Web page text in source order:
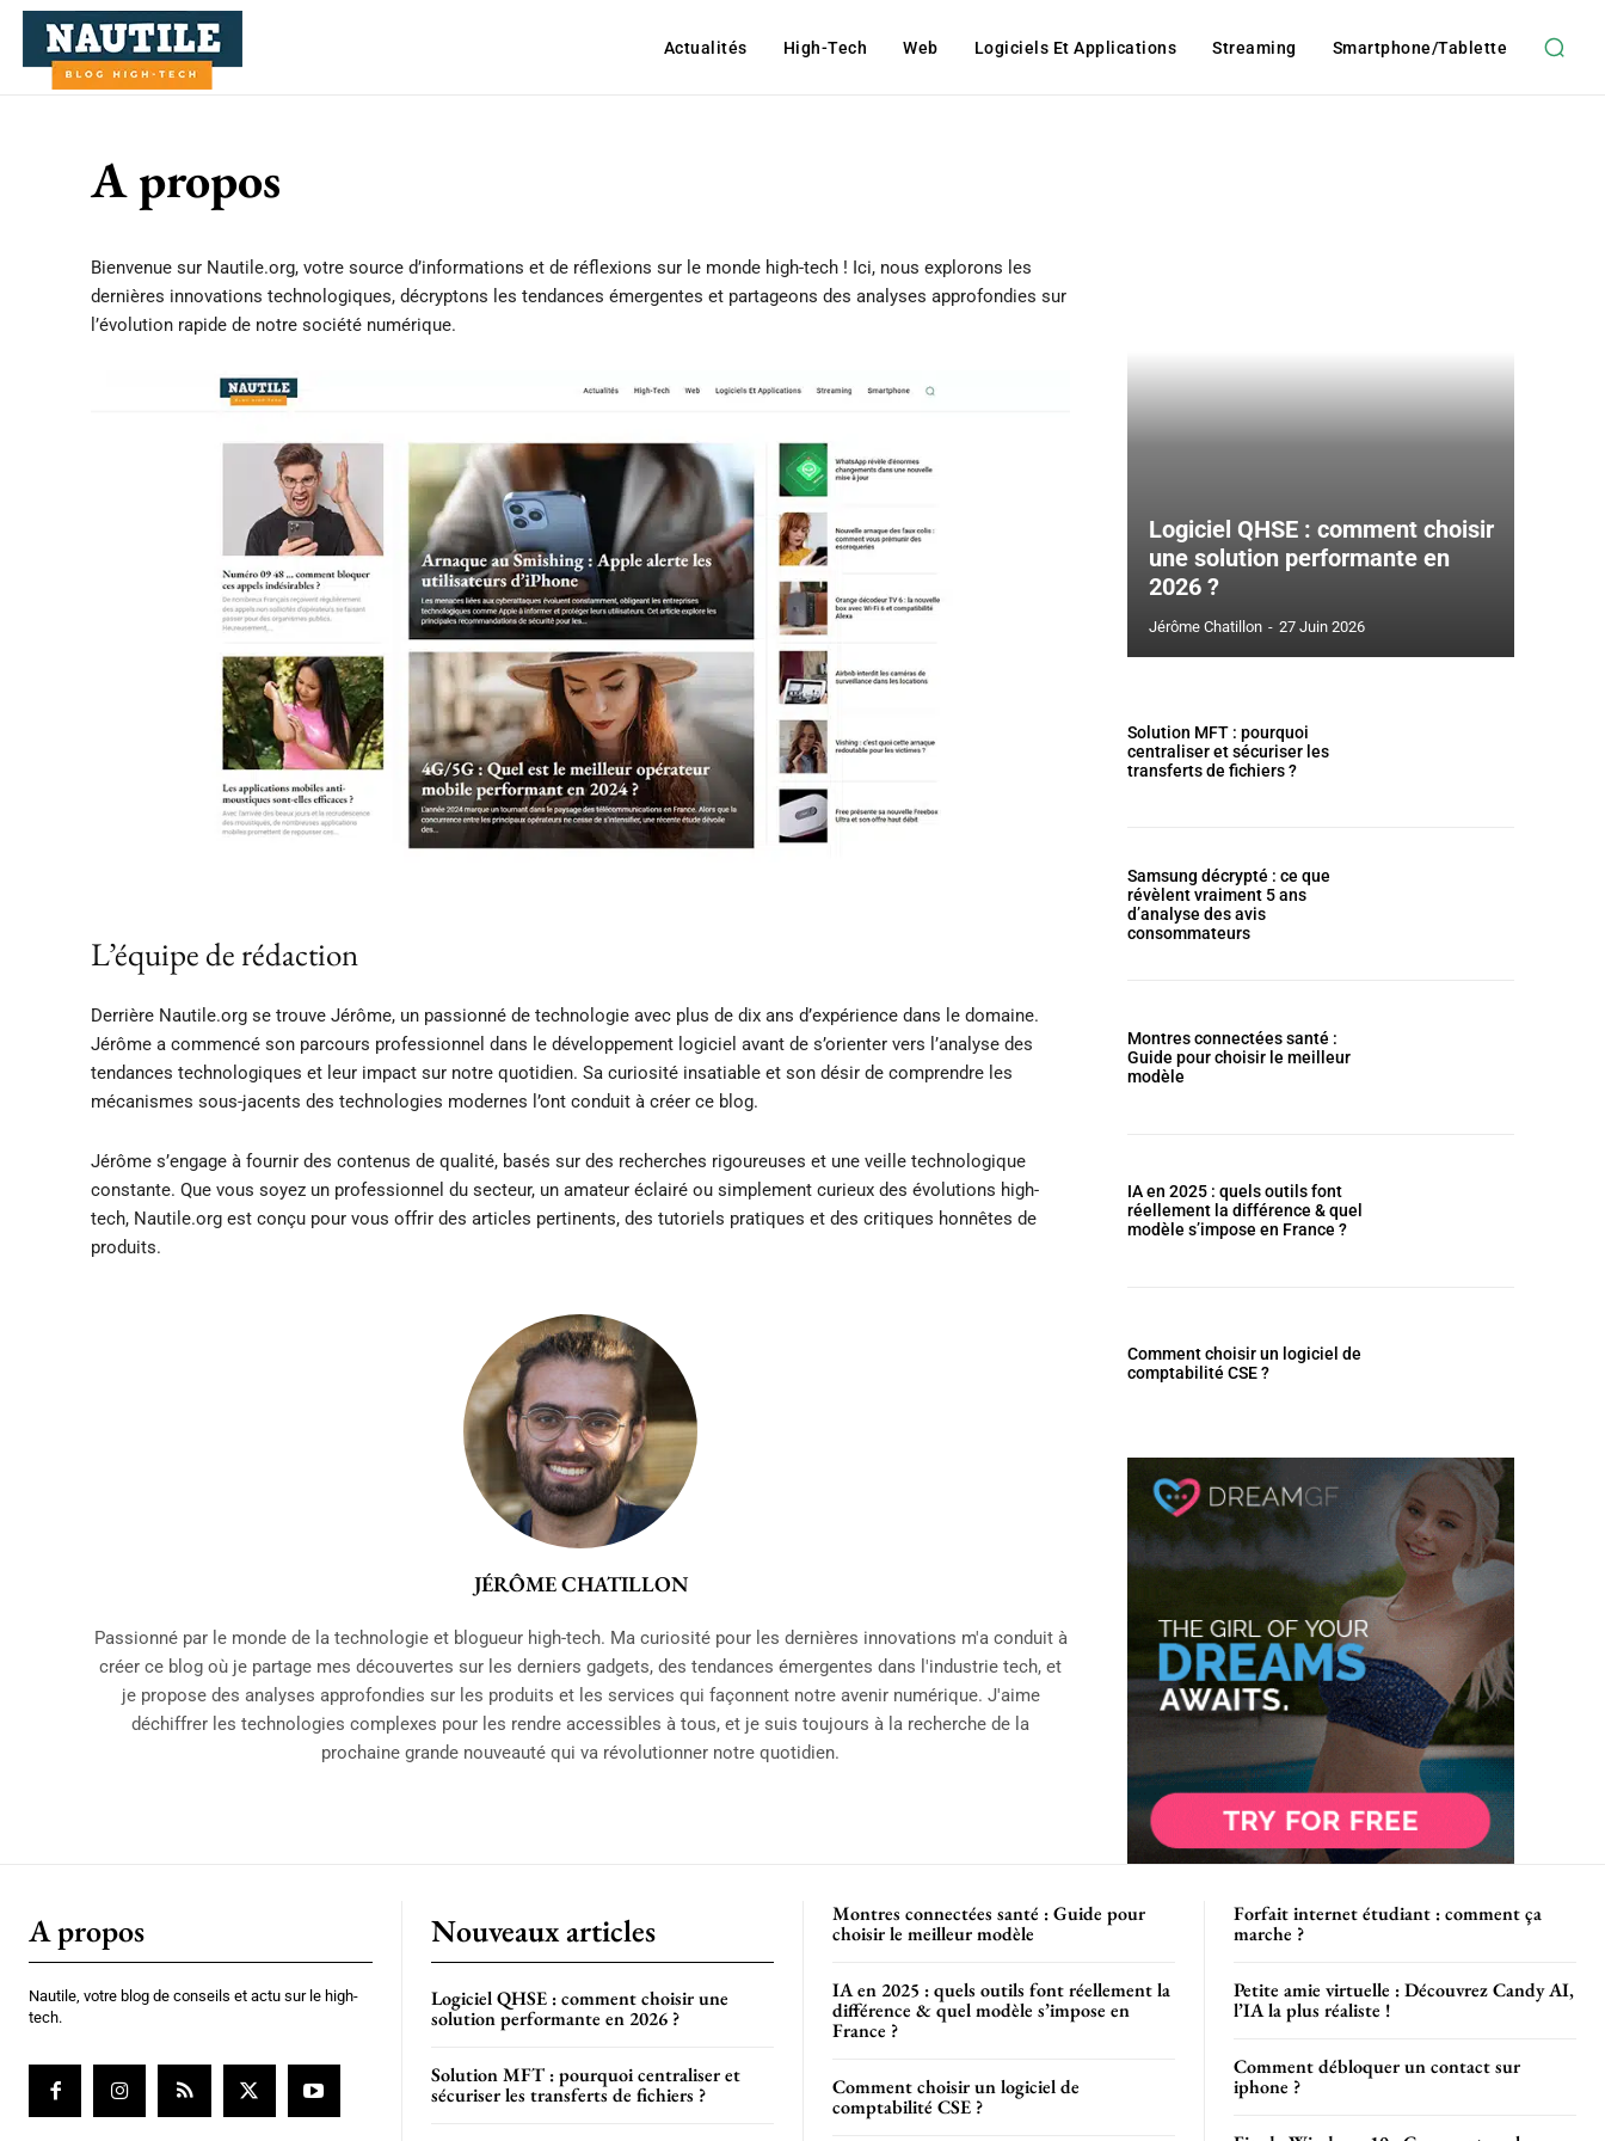
Actualités High-Tech Web Logiciels Et Applications Streaming Smartphone/tablette
A propos
Bienvenue sur Nautile.org, votre source d’informations et de réflexions sur le monde high-tech ! Ici, nous explorons les
dernières innovations technologiques, décryptons les tendances émergentes et partageons des analyses approfondies sur
l’évolution rapide de notre société numérique.
L’équipe de rédaction
Derrière Nautile.org se trouve Jérôme, un passionné de technologie avec plus de dix ans d’expérience dans le domaine.
Jérôme a commencé son parcours professionnel dans le développement logiciel avant de s’orienter vers l’analyse des
tendances technologiques et leur impact sur notre quotidien. Sa curiosité insatiable et son désir de comprendre les
mécanismes sous-jacents des technologies modernes l’ont conduit à créer ce blog.
Jérôme s’engage à fournir des contenus de qualité, basés sur des recherches rigoureuses et une veille technologique
constante. Que vous soyez un professionnel du secteur, un amateur éclairé ou simplement curieux des évolutions high-
tech, Nautile.org est conçu pour vous offrir des articles pertinents, des tutoriels pratiques et des critiques honnêtes de
produits.
JÉRÔME CHATILLON
Passionné par le monde de la technologie et blogueur high-tech. Ma curiosité pour les dernières innovations m'a conduit à
créer ce blog où je partage mes découvertes sur les derniers gadgets, des tendances émergentes dans l'industrie tech, et
je propose des analyses approfondies sur les produits et les services qui façonnent notre avenir numérique. J'aime
déchiffrer les technologies complexes pour les rendre accessibles à tous, et je suis toujours à la recherche de la
prochaine grande nouveauté qui va révolutionner notre quotidien.
Logiciel QHSE : comment choisir
une solution performante en
2026 ?
Jérôme Chatillon - 27 Juin 2026
Solution MFT : pourquoi
centraliser et sécuriser les
transferts de fichiers ?
Samsung décrypté : ce que
révèlent vraiment 5 ans
d’analyse des avis
consommateurs
Montres connectées santé :
Guide pour choisir le meilleur
modèle
IA en 2025 : quels outils font
réellement la différence & quel
modèle s’impose en France ?
Comment choisir un logiciel de
comptabilité CSE ?
A propos
Nautile, votre blog de conseils et actu sur le high-
tech.
Nouveaux articles
Logiciel QHSE : comment choisir une
solution performante en 2026 ?
Solution MFT : pourquoi centraliser et
sécuriser les transferts de fichiers ?
Montres connectées santé : Guide pour
choisir le meilleur modèle
IA en 2025 : quels outils font réellement la
différence & quel modèle s’impose en
France ?
Comment choisir un logiciel de
comptabilité CSE ?
Forfait internet étudiant : comment ça
marche ?
Petite amie virtuelle : Découvrez Candy AI,
l’IA la plus réaliste !
Comment débloquer un contact sur
iphone ?